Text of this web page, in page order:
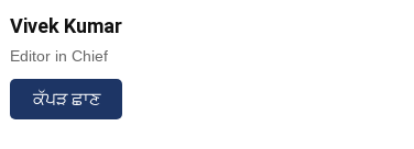
Vivek Kumar
Editor in Chief
ਕੱਪੜ ਛਾਣ